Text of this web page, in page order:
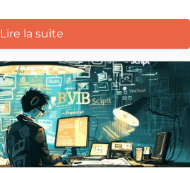
Lire la suite